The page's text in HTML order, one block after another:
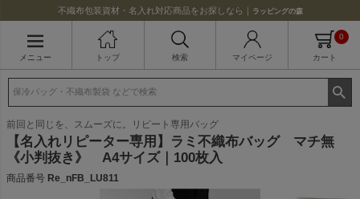
不織布包装資材・名入れ対応商品をお探しなら｜ ラッピングの森
メニュー トップ 検索 マイページ カート
0
前回と同じを、スムーズに。リピート専用バッグ
【名入れリピーター専用】ラミ不織布バッグ マチ無
《小判抜き》 A4サイズ｜100枚入
商品番号 Re_nFB_LU811